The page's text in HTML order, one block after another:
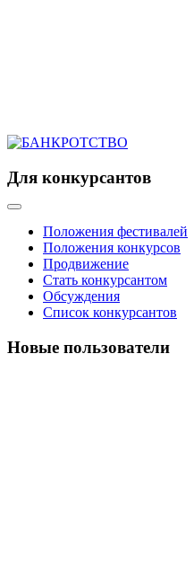
Для конкурсантов
Положения фестивалей
Положения конкурсов
Продвижение
Стать конкурсантом
Обсуждения
Список конкурсантов
Новые пользователи